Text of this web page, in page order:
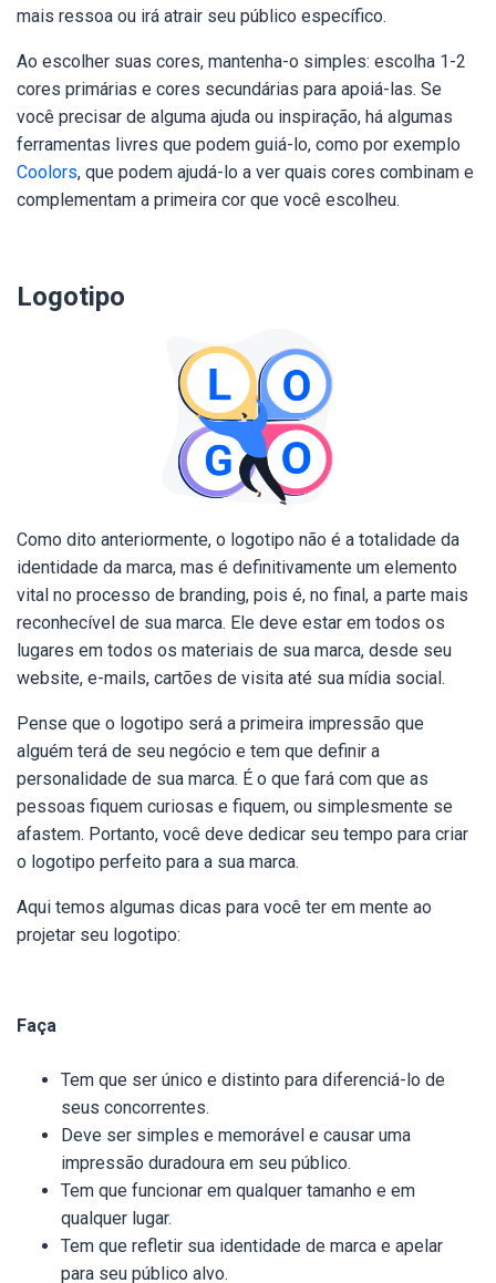
mais ressoa ou irá atrair seu público específico.
Ao escolher suas cores, mantenha-o simples: escolha 1-2
cores primárias e cores secundárias para apoiá-las. Se
você precisar de alguma ajuda ou inspiração, há algumas
ferramentas livres que podem guiá-lo, como por exemplo
Coolors, que podem ajudá-lo a ver quais cores combinam e
complementam a primeira cor que você escolheu.
Logotipo
Como dito anteriormente, o logotipo não é a totalidade da
identidade da marca, mas é definitivamente um elemento
vital no processo de branding, pois é, no final, a parte mais
reconhecível de sua marca. Ele deve estar em todos os
lugares em todos os materiais de sua marca, desde seu
website, e-mails, cartões de visita até sua mídia social.
Pense que o logotipo será a primeira impressão que
alguém terá de seu negócio e tem que definir a
personalidade de sua marca. É o que fará com que as
pessoas fiquem curiosas e fiquem, ou simplesmente se
afastem. Portanto, você deve dedicar seu tempo para criar
o logotipo perfeito para a sua marca.
Aqui temos algumas dicas para você ter em mente ao
projetar seu logotipo:
Faça
Tem que ser único e distinto para diferenciá-lo de
seus concorrentes.
Deve ser simples e memorável e causar uma
impressão duradoura em seu público.
Tem que funcionar em qualquer tamanho e em
qualquer lugar.
Tem que refletir sua identidade de marca e apelar
para seu público alvo.